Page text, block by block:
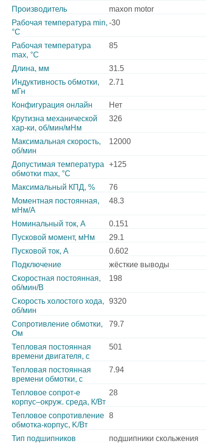
Производитель
maxon motor
Рабочая температура min,
°С
-30
Рабочая температура
max, °С
85
Длина, мм
31.5
Индуктивность обмотки,
мГн
2.71
Конфигурация онлайн
Нет
Крутизна механической
хар-ки, об/мин/мНм
326
Максимальная скорость,
об/мин
12000
Допустимая температура
обмотки max, °С
+125
Максимальный КПД, %
76
Моментная постоянная,
мНм/А
48.3
Номинальный ток, А
0.151
Пусковой момент, мНм
29.1
Пусковой ток, А
0.602
Подключение
жёсткие выводы
Скоростная постоянная,
об/мин/В
198
Скорость холостого хода,
об/мин
9320
Сопротивление обмотки,
Ом
79.7
Тепловая постоянная
времени двигателя, с
501
Тепловая постоянная
времени обмотки, с
7.94
Тепловое сопрот-е
корпус–окруж. среда, К/Вт
28
Тепловое сопротивление
обмотка-корпус, K/Вт
8
Тип подшипников
подшипники скольжения